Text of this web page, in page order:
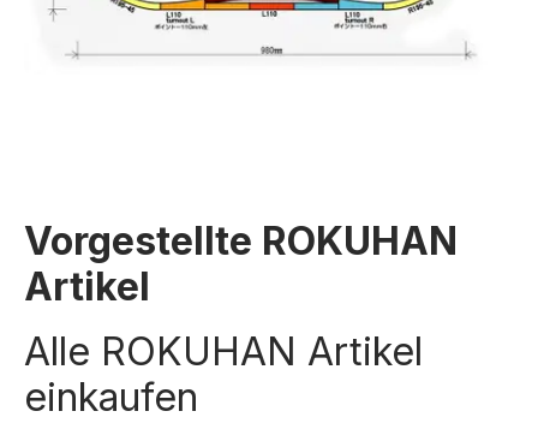
Vorgestellte ROKUHAN
Artikel
Alle ROKUHAN Artikel
einkaufen